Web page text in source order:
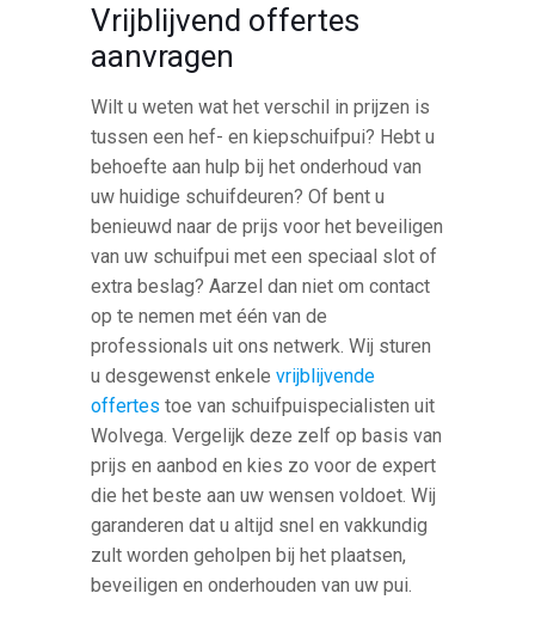
Vrijblijvend offertes
aanvragen
Wilt u weten wat het verschil in prijzen is
tussen een hef- en kiepschuifpui? Hebt u
behoefte aan hulp bij het onderhoud van
uw huidige schuifdeuren? Of bent u
benieuwd naar de prijs voor het beveiligen
van uw schuifpui met een speciaal slot of
extra beslag? Aarzel dan niet om contact
op te nemen met één van de
professionals uit ons netwerk. Wij sturen
u desgewenst enkelevrijblijvende
offertes toe van schuifpuispecialisten uit
Wolvega. Vergelijk deze zelf op basis van
prijs en aanbod en kies zo voor de expert
die het beste aan uw wensen voldoet. Wij
garanderen dat u altijd snel en vakkundig
zult worden geholpen bij het plaatsen,
beveiligen en onderhouden van uw pui.